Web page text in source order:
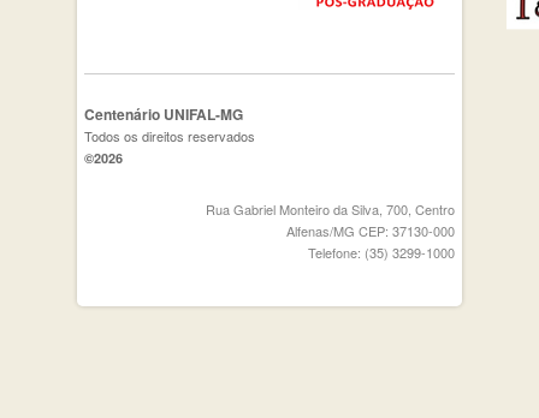
Centenário UNIFAL-MG
Todos os direitos reservados
©2026
Rua Gabriel Monteiro da Silva, 700, Centro
Alfenas/MG CEP: 37130-000
Telefone: (35) 3299-1000